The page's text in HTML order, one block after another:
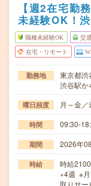
【週2在宅勤
未経験OK！
職種未経験OK 交
在宅・リモート
勤務地
東京都渋
渋谷駅か
曜日頻度 月～金／
時間 09:30-
期間 2026年
時給
時給
×4週 ※
取りサー